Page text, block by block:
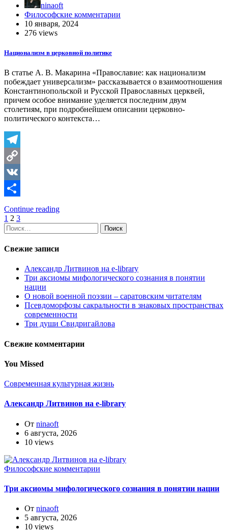
ninaoft
Философские комментарии
10 января, 2024
276 views
Национализм в церковной политике
В статье А. В. Макарина «Православие: как национализм
побеждает универсализм» рассказывается о взаимоотношения
Константинопольской и Русской Православных церквей,
причем особое внимание уделяется последним двум
столетиям, при подробнейшем описании церковно-
политического контекста…
Telegram
Copy
Link
VK
Отправить
Continue reading
Пагинация
записей
1 2 3
Найти:
Свежие записи
Александр Литвинов на e-library
Три аксиомы мифологического сознания в понятии
нации
О новой военной поэзии – саратовским читателям
Псевдоморфозы сакральности в знаковых пространствах
современности
Три души Свидригайлова
Свежие комментарии
You Missed
Современная культурная жизнь
Александр Литвинов на e-library
От ninaoft
6 августа, 2026
10 views
Философские комментарии
Три аксиомы мифологического сознания в понятии нации
От ninaoft
5 августа, 2026
10 views